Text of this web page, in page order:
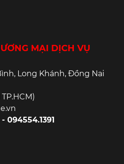
MẠI DỊCH VỤ
Long Khánh, Đồng Nai
094554.1391